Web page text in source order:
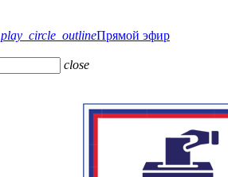
play_circle_outlineПрямой эфир
close